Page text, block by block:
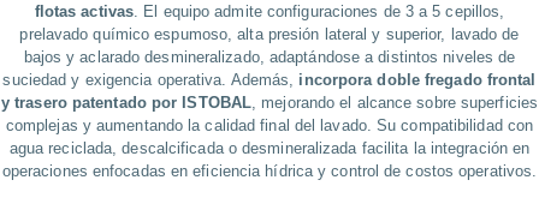
flotas activas . El equipo admite configuraciones de 3 a 5 cepillos,
prelavado químico espumoso, alta presión lateral y superior, lavado de
bajos y aclarado desmineralizado, adaptándose a distintos niveles de
suciedad y exigencia operativa. Además, incorpora doble fregado frontal
y trasero patentado por ISTOBAL , mejorando el alcance sobre superficies
complejas y aumentando la calidad final del lavado. Su compatibilidad con
agua reciclada, descalcificada o desmineralizada facilita la integración en
operaciones enfocadas en eficiencia hídrica y control de costos operativos.